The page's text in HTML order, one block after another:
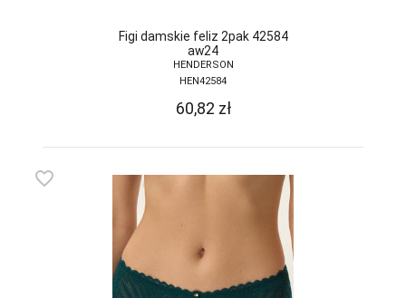
HANNA STYLE
HENDERSON
INEZ
INTENSO
IRALL
ITALIAN
FASHION
JAGODA
Figi damskie feliz 2pak 42584
aw24
HENDERSON
HEN42584
60,82 zł
favorite_border